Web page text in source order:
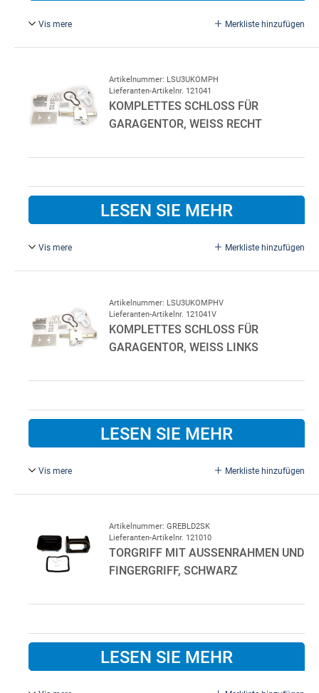
Vis mere Merkliste hinzufügen
Komplett für LDG linke Seite, ohne Zylinder. 5 oder 7
Artikelnummer: LSU3UKOMPH
Lieferanten-Artikelnr. 121041
KOMPLETTES SCHLOSS FÜR
GARAGENTOR, WEISS RECHT
LESEN SIE MEHR
Vis mere Merkliste hinzufügen
Artikelnummer: LSU3UKOMPHV
Lieferanten-Artikelnr. 121041V
KOMPLETTES SCHLOSS FÜR
GARAGENTOR, WEISS LINKS
LESEN SIE MEHR
Vis mere Merkliste hinzufügen
Artikelnummer: GREBLD2SK
Lieferanten-Artikelnr. 121010
TORGRIFF MIT AUSSENRAHMEN UND F
INGERGRIFF, SCHWARZ
LESEN SIE MEHR